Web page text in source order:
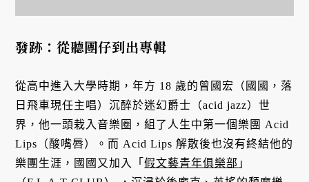
發跡：從聽團仔到出專輯
從高中進入大學時期，年方 18 歲的曾國宏（國國，落
日飛車現任主唱）沉醉於迷幻爵士（acid jazz）世
界，他一頭栽入音樂圈，組了人生中第一個樂團 Acid
Lips（酸嘴唇）。而 Acid Lips 解散後也沒有終結他的
樂團生涯，國國又加入「假文藝青年俱樂部 」